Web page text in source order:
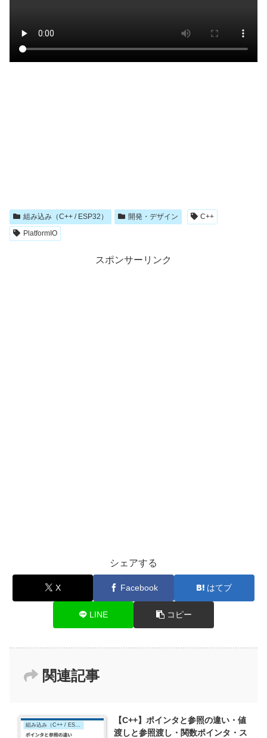
組み込み（C++ / ESP32） 開発・デザイン
C++
PlatformIO
スポンサーリンク
シェアする
X Facebook はてブ
LINE コピー
関連記事
組み込み（C++ / ESP32）
【C++】ポインタと参照の違い・値
渡しと参照渡し・関数ポインタ・ス